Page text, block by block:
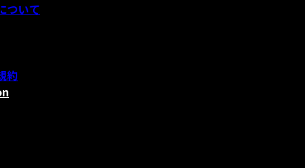
ついて
約